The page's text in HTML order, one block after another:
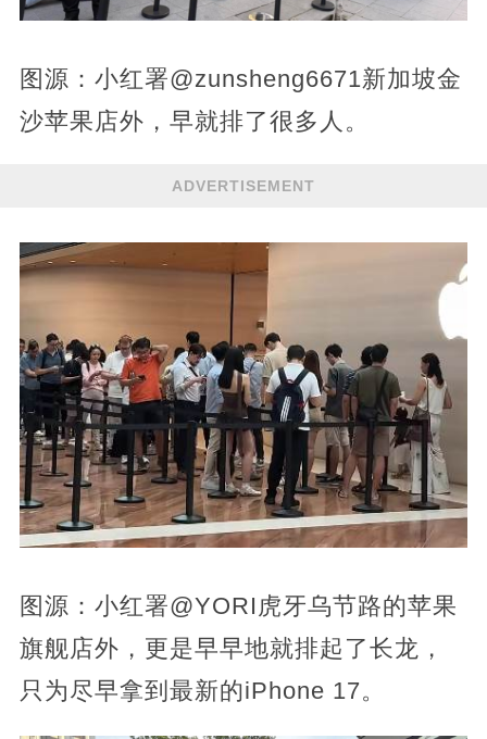
图源：小红署@zunsheng6671新加坡金
沙苹果店外，早就排了很多人。
ADVERTISEMENT
图源：小红署@YORI虎牙乌节路的苹果
旗舰店外，更是早早地就排起了长龙，
只为尽早拿到最新的iPhone 17。